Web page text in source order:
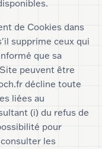
de Cookies dans
supprime ceux qui
que sa
peuvent être
décline toute
liées au
(i) du refus de
pour
les